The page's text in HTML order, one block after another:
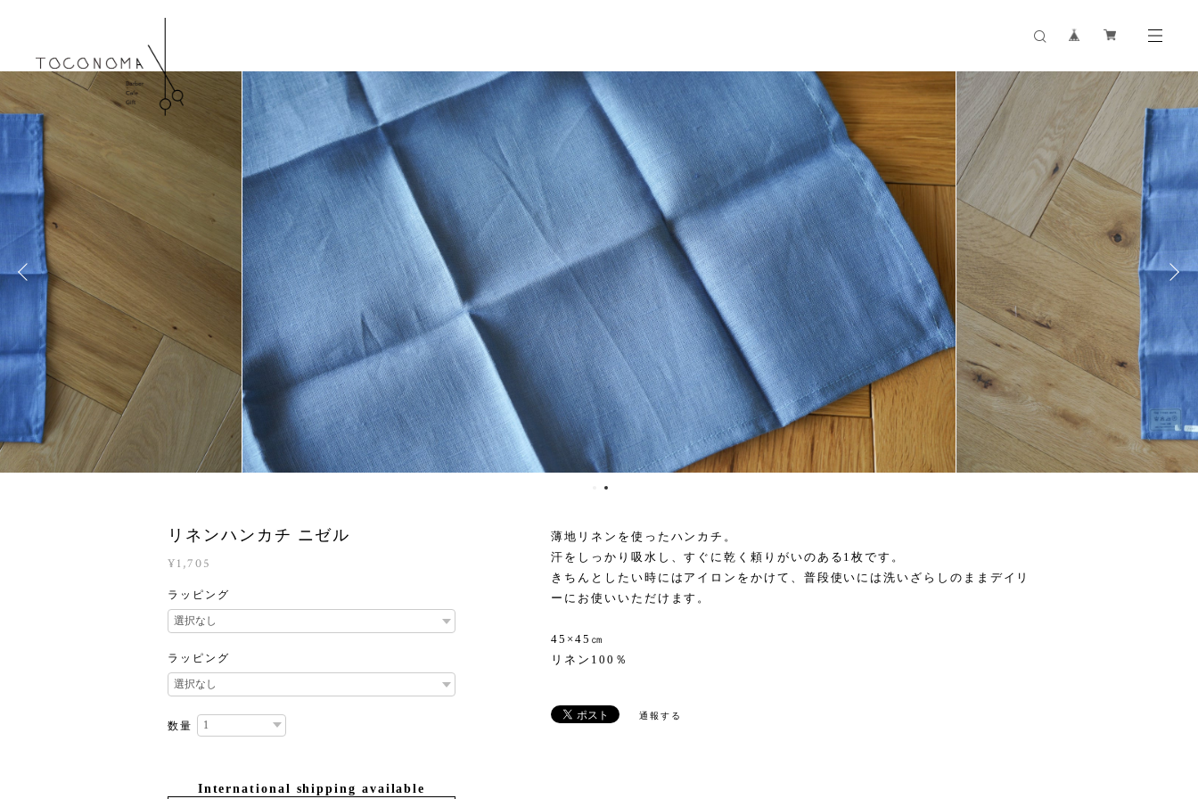
リネンハンカチ ニゼル
¥1,705
ラッピング
ラッピング
数量
International shipping available
薄地リネンを使ったハンカチ。
汗をしっかり吸水し、すぐに乾く頼りがいのある1枚です。
きちんとしたい時にはアイロンをかけて、普段使いには洗いざらしのままデイリ
ーにお使いいただけます。
45×45㎝
リネン100％
通報する